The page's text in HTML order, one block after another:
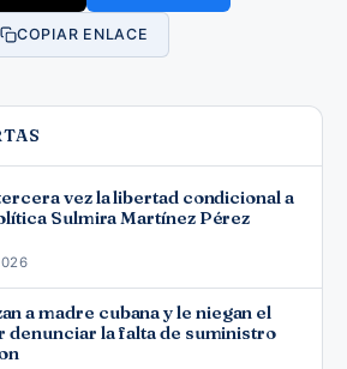
COPIAR ENLACE
vez la libertad condicional a
Sulmira Martínez Pérez
a madre cubana y le niegan el
denunciar la falta de suministro